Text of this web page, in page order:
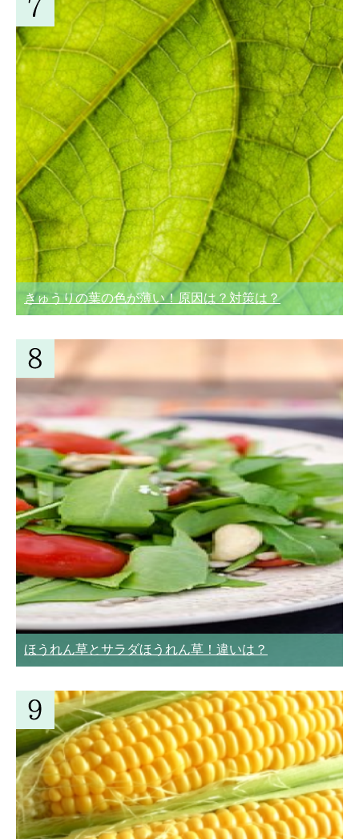
きゅうりの葉の色が薄い！原因は？対策は？
ほうれん草とサラダほうれん草！違いは？